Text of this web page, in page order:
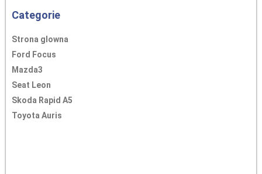
Categorie
Strona glowna
Ford Focus
Mazda3
Seat Leon
Skoda Rapid A5
Toyota Auris